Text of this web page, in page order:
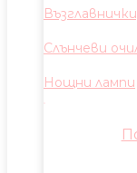
Слънчеви
Нощни лампи